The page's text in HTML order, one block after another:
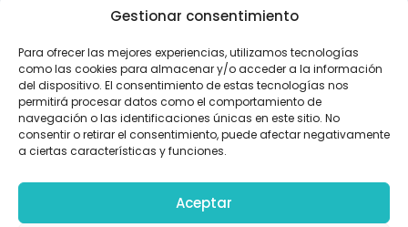
Gestionar consentimiento
Para ofrecer las mejores experiencias, utilizamos tecnologías
como las cookies para almacenar y/o acceder a la información
del dispositivo. El consentimiento de estas tecnologías nos
permitirá procesar datos como el comportamiento de
navegación o las identificaciones únicas en este sitio. No
consentir o retirar el consentimiento, puede afectar negativamente
a ciertas características y funciones.
Aceptar
Política de Privacidad
Política de cookies
Subvenciones
BONPILATES S.L. ha sido beneficiaria del Fondo Europeo de
Desarrollo Regional cuyo objetivo es mejorar el uso y la
calidad de las tecnologías de la información y de las
apps móviles, otro de Desarrollo de material promocional